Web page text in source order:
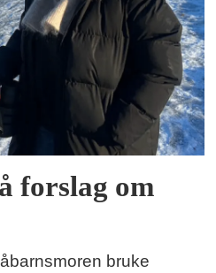
forslag om
bruke